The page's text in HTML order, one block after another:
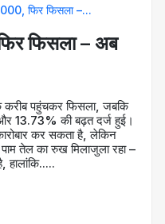
फिर फिसला –...
फिसला – अब
पहुंचकर फिसला, जबकि
13.73% की बढ़त दर्ज हुई।
कर सकता है, लेकिन
तेल का रुख मिलाजुला रहा –
हालांकि.....